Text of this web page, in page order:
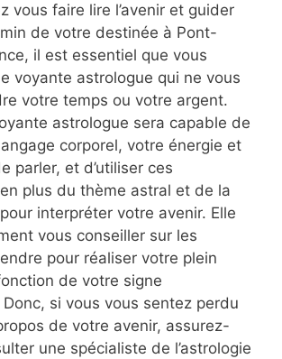
vous faire lire l’avenir et guider
de votre destinée à Pont-
il est essentiel que vous
voyante astrologue qui ne vous
votre temps ou votre argent.
astrologue sera capable de
corporel, votre énergie et
parler, et d’utiliser ces
plus du thème astral et de la
interpréter votre avenir. Elle
vous conseiller sur les
pour réaliser votre plein
de votre signe
si vous vous sentez perdu
de votre avenir, assurez-
une spécialiste de l’astrologie